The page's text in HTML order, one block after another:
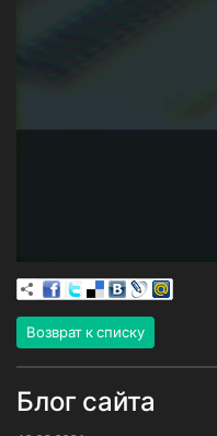
Возврат к списку
Блог сайта